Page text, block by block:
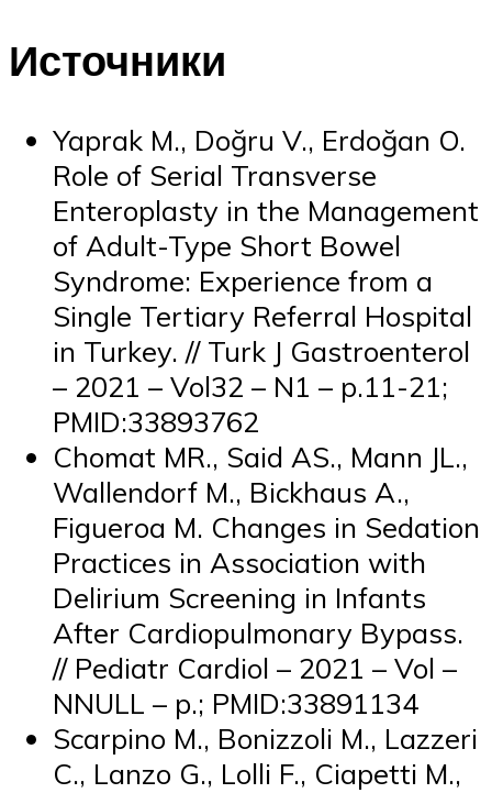
Источники
Yaprak M., Doğru V., Erdoğan O.
Role of Serial Transverse
Enteroplasty in the Management
of Adult-Type Short Bowel
Syndrome: Experience from a
Single Tertiary Referral Hospital
in Turkey. // Turk J Gastroenterol
– 2021 – Vol32 – N1 – p.11-21;
PMID:33893762
Chomat MR., Said AS., Mann JL.,
Wallendorf M., Bickhaus A.,
Figueroa M. Changes in Sedation
Practices in Association with
Delirium Screening in Infants
After Cardiopulmonary Bypass.
// Pediatr Cardiol – 2021 – Vol –
NNULL – p.; PMID:33891134
Scarpino M., Bonizzoli M., Lazzeri
C., Lanzo G., Lolli F., Ciapetti M.,